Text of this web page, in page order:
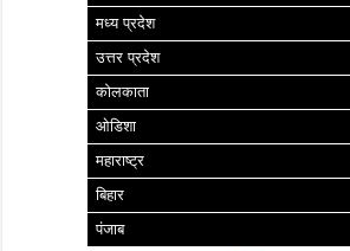
मध्य प्रदेश
उत्तर प्रदेश
कोलकाता
ओडिशा
महाराष्ट्र
बिहार
पंजाब